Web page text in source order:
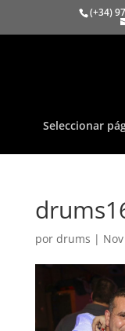
(+34)
Seleccionar
por drums |